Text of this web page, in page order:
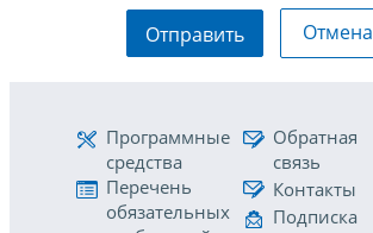
Отправить Отмена
Программные
средства
Перечень
обязательных
Обратная
связь
Контакты
Подписка